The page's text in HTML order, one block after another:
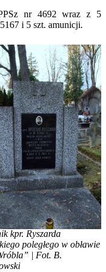
nr 4692 wraz z 5
i 5 szt. amunicji.
kpr. Ryszarda
poległego w obławie
| Fot. B.